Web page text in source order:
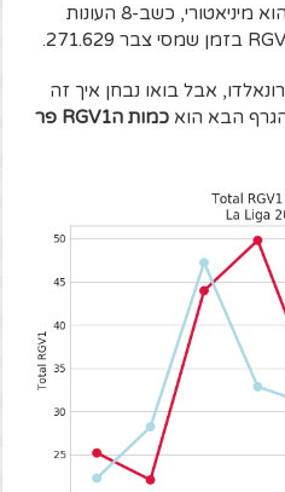
במשך 8 עונות ההבדל ביניהם הוא מיניאטורי, כשב-8 העונות
אבל בואו נבחן איך זה
הגרף הבא הוא
כמות הRGV1 פר